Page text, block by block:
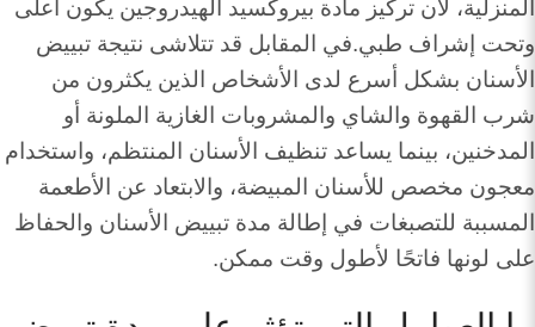
المنزلية، لأن تركيز مادة بيروكسيد الهيدروجين يكون أعلى
وتحت إشراف طبي.في المقابل قد تتلاشى نتيجة تبييض
الأسنان بشكل أسرع لدى الأشخاص الذين يكثرون من
شرب القهوة والشاي والمشروبات الغازية الملونة أو
المدخنين، بينما يساعد تنظيف الأسنان المنتظم، واستخدام
معجون مخصص للأسنان المبيضة، والابتعاد عن الأطعمة
المسببة للتصبغات في إطالة مدة تبييض الأسنان والحفاظ
على لونها فاتحًا لأطول وقت ممكن.